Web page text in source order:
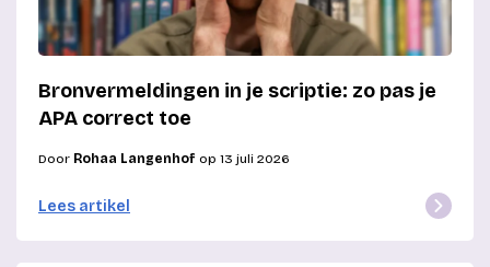
Bronvermeldingen in je scriptie: zo pas je
APA correct toe
Door Rohaa Langenhof op 13 juli 2026
Lees artikel